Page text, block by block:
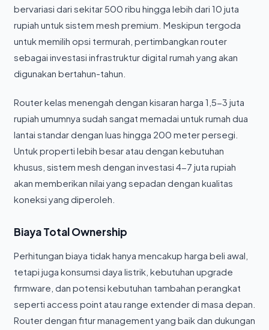
bervariasi dari sekitar 500 ribu hingga lebih dari 10 juta
rupiah untuk sistem mesh premium. Meskipun tergoda
untuk memilih opsi termurah, pertimbangkan router
sebagai investasi infrastruktur digital rumah yang akan
digunakan bertahun-tahun.
Router kelas menengah dengan kisaran harga 1,5-3 juta
rupiah umumnya sudah sangat memadai untuk rumah dua
lantai standar dengan luas hingga 200 meter persegi.
Untuk properti lebih besar atau dengan kebutuhan
khusus, sistem mesh dengan investasi 4-7 juta rupiah
akan memberikan nilai yang sepadan dengan kualitas
koneksi yang diperoleh.
Biaya Total Ownership
Perhitungan biaya tidak hanya mencakup harga beli awal,
tetapi juga konsumsi daya listrik, kebutuhan upgrade
firmware, dan potensi kebutuhan tambahan perangkat
seperti access point atau range extender di masa depan.
Router dengan fitur management yang baik dan dukungan